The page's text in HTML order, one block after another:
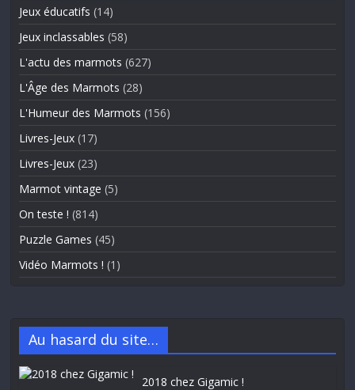
Jeux éducatifs (14)
Jeux inclassables (58)
L'actu des marmots (627)
L'Âge des Marmots (28)
L'Humeur des Marmots (156)
Livres-Jeux (17)
Livres-Jeux (23)
Marmot vintage (5)
On teste ! (814)
Puzzle Games (45)
Vidéo Marmots ! (1)
Au hasard du site…
2018 chez Gigamic !